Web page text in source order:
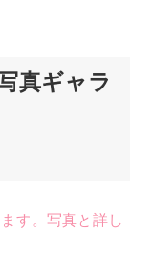
真ギャラ
す。写真と詳し